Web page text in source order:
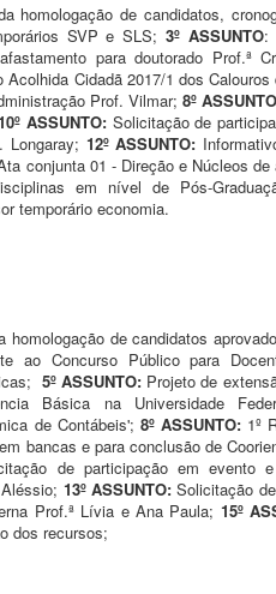
homologação de candidatos,
SVP e SLS;3º ASSUNTO:
para doutorado Prof.ª
Acolhida Cidadã 2017/1 dos
Prof. Vilmar; 8º
ASSUNTO:Solicitação de
Longaray; 12º ASSUNTO:
conjunta 01 - Direção e Núcleos
em nível de Pós-
temporário economia.
homologação de candidatos
ao Concurso Público para
5º ASSUNTO: Projeto de
Básica na Universidade
de Contábeis'; 8º ASSUNTO: 1º
bancas e para conclusão de
de participação em evento
13º ASSUNTO:Solicitação
Prof.ª Lívia e Ana Paula; 15º
dos recursos;